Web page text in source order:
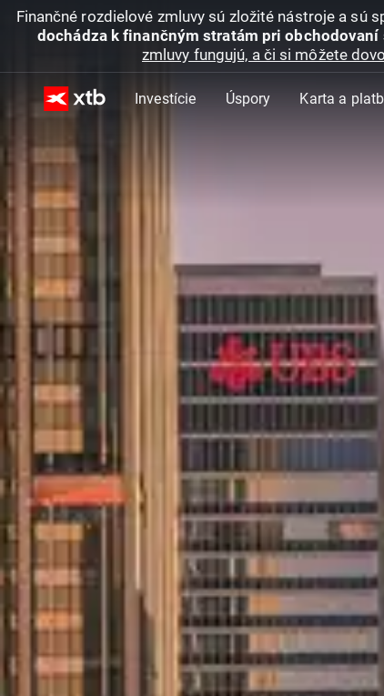
Finančné rozdielové zmluvy sú zložité nástroje a sú
dochádza k finančným stratám pri
zmluvy fungujú, a či si môžete
Investície Úspory Karta a